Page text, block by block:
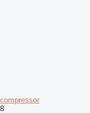
compressor
8